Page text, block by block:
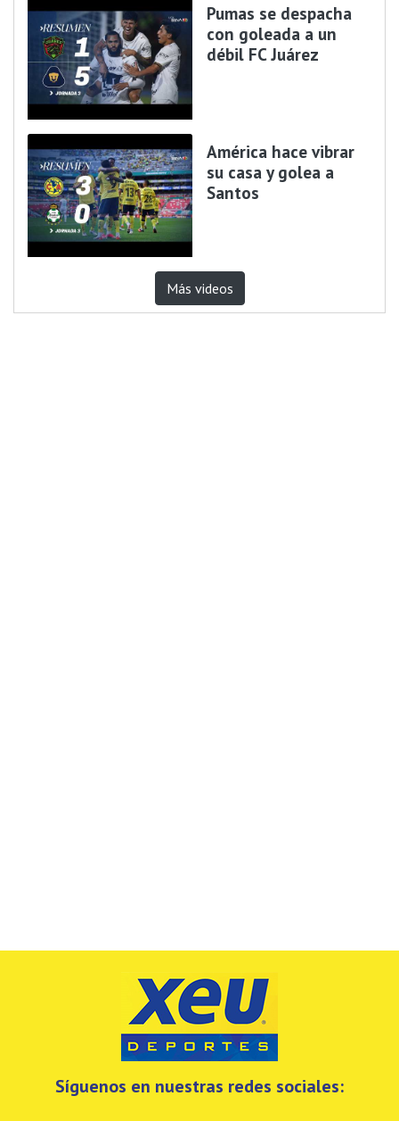
Pumas se despacha
con goleada a un
débil FC Juárez
América hace vibrar
su casa y golea a
Santos
Más videos
Síguenos en nuestras redes sociales: